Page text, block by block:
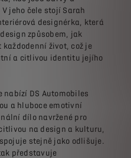
jeho čele stojí Sarah
designérka, která
způsobem, jak
život, což je
a citlivou identitu jejího
nabízí DS Automobiles
a hluboce emotivní
dílo navržené pro
na design a kulturu,
stejně jako odlišuje.
představuje